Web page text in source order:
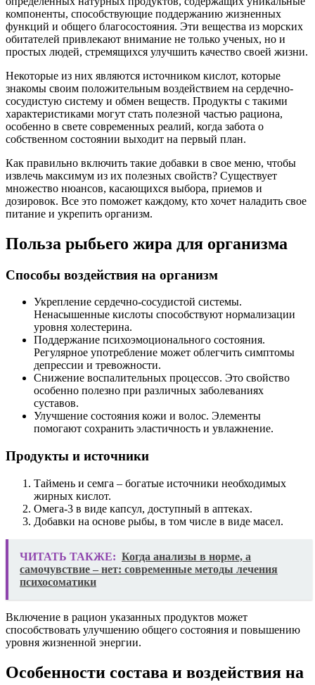
компоненты, способствующие поддержанию жизненных
функций и общего благосостояния. Эти вещества из морских
обитателей привлекают внимание не только ученых, но и
простых людей, стремящихся улучшить качество своей жизни.
Некоторые из них являются источником кислот, которые
знакомы своим положительным воздействием на сердечно-
сосудистую систему и обмен веществ. Продукты с такими
характеристиками могут стать полезной частью рациона,
особенно в свете современных реалий, когда забота о
собственном состоянии выходит на первый план.
Как правильно включить такие добавки в свое меню, чтобы
извлечь максимум из их полезных свойств? Существует
множество нюансов, касающихся выбора, приемов и
дозировок. Все это поможет каждому, кто хочет наладить свое
питание и укрепить организм.
Польза рыбьего жира для организма
Способы воздействия на организм
Укрепление сердечно-сосудистой системы.
Ненасышенные кислоты способствуют нормализации
уровня холестерина.
Поддержание психоэмоционального состояния.
Регулярное употребление может облегчить симптомы
депрессии и тревожности.
Снижение воспалительных процессов. Это свойство
особенно полезно при различных заболеваниях
суставов.
Улучшение состояния кожи и волос. Элементы
помогают сохранить эластичность и увлажнение.
Продукты и источники
Таймень и семга – богатые источники необходимых
жирных кислот.
Омега-3 в виде капсул, доступный в аптеках.
Добавки на основе рыбы, в том числе в виде масел.
ЧИТАТЬ ТАКЖЕ: Когда анализы в норме, а
самочувствие – нет: современные методы лечения
психосоматики
Включение в рацион указанных продуктов может
способствовать улучшению общего состояния и повышению
уровня жизненной энергии.
Особенности состава и воздействия на